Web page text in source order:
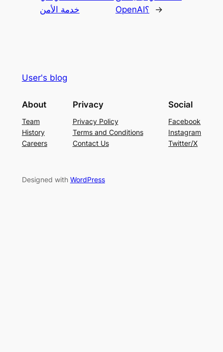
خدمة الأمن
OpenAI؟
→
User's blog
About
Team
History
Careers
Privacy
Privacy Policy
Terms and Conditions
Contact Us
Social
Facebook
Instagram
Twitter/X
Designed with WordPress